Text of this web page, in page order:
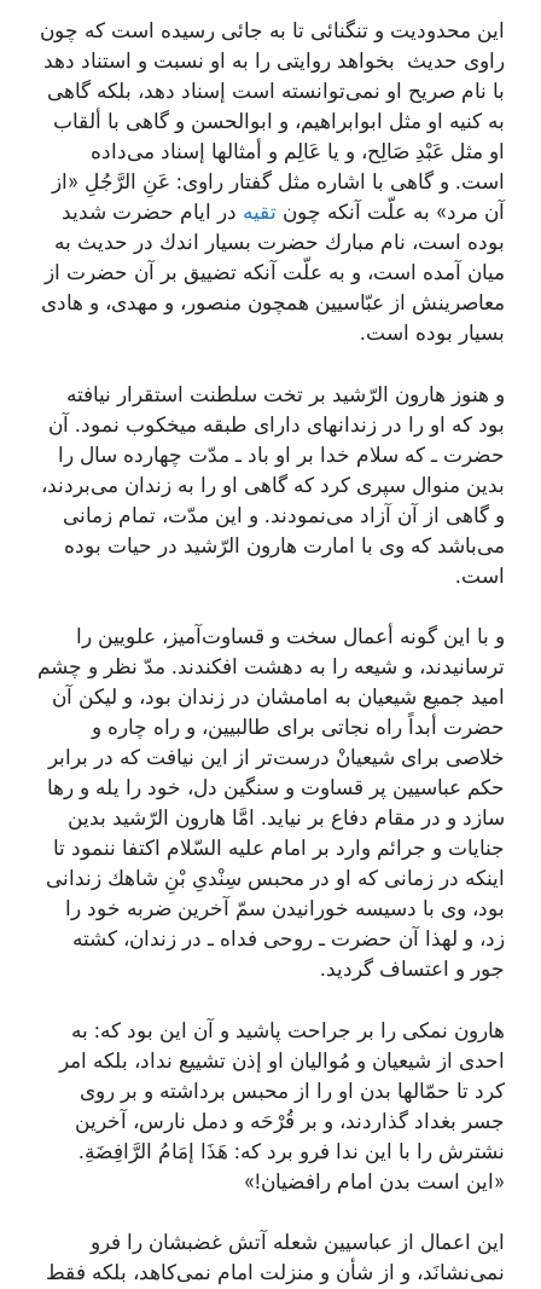
این محدودیت و تنگنائى تا به جائى رسیده است كه چون
راوى حدیث‌ بخواهد روایتى را به او نسبت و استناد دهد
با نام صریح او نمى‌توانسته است إسناد دهد، بلكه گاهى
به كنیه او مثل ابوابراهیم، و ابوالحسن و گاهى با ألقاب
او مثل عَبْدِ صَالِح، و یا عَالِم و أمثالها إسناد مى‌داده
است. و گاهى با اشاره مثل گفتار راوى: عَنِ الرَّجُلِ «از
آن مرد» به علّت آنكه چون تقیه در ایام حضرت شدید
بوده است، نام مبارك حضرت بسیار اندك در حدیث به
میان آمده است، و به علّت آنكه تضییق بر آن حضرت از
معاصرینش از عبّاسیین همچون منصور، و مهدى، و هادى
بسیار بوده است.
و هنوز هارون الرّشید بر تخت سلطنت استقرار نیافته
بود كه او را در زندانهاى داراى طبقه میخكوب نمود. آن
حضرت ـ كه سلام خدا بر او باد ـ مدّت چهارده سال را
بدین منوال سپرى كرد كه گاهى او را به زندان مى‌بردند،
و گاهى از آن آزاد مى‌نمودند. و این مدّت، تمام زمانى
مى‌باشد كه وى با امارت هارون الرّشید در حیات بوده
است.
و با این گونه أعمال سخت و قساوت‌آمیز، علویین را
ترسانیدند، و شیعه را به دهشت افكندند. مدّ نظر و چشم
امید جمیع شیعیان به امامشان در زندان بود، و لیكن آن
حضرت أبداً راه نجاتى براى طالبیین، و راه چاره و
خلاصى براى شیعیانْ درست‌تر از این نیافت كه در برابر
حكم عباسیین پر قساوت و سنگین دل، خود را یله و رها
سازد و در مقام دفاع بر نیاید. امَّا هارون الرّشید بدین
جنایات و جرائم وارد بر امام علیه السّلام اكتفا ننمود تا
اینكه در زمانى كه او در محبس سِنْدىِ بْنِ شاهك زندانى
بود، وى با دسیسه خورانیدن سمّ آخرین ضربه خود را
زد، و لهذا آن حضرت ـ روحى فداه ـ در زندان، كشته
جور و اعتساف گردید.
هارون نمكى را بر جراحت پاشید و آن این بود كه: به
احدى از شیعیان و مُوالیان او إذن تشییع نداد، بلكه امر
كرد تا حمّالها بدن او را از محبس برداشته و بر روى
جسر بغداد گذاردند، و بر قُرْحَه و دمل نارس، آخرین
نشترش را با این ندا فرو برد كه: هَذَا إمَامُ الرَّافِضَةِ.
«این است بدن امام رافضیان!»
این اعمال از عباسیین شعله آتش غضبشان را فرو
نمى‌نشانَد، و از شأن و منزلت امام نمى‌كاهد، بلكه فقط